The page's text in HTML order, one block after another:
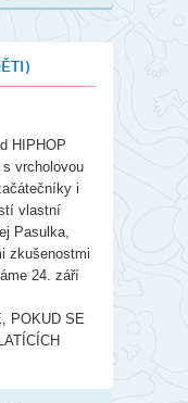
HIPHOP
vrcholovou
i
vlastní
Pasulka,
zkušenostmi
24. září
POKUD SE